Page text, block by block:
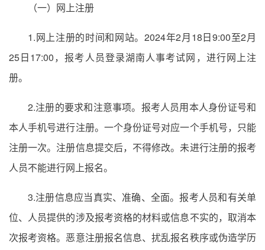
（一）网上注册
1.网上注册的时间和网站。2024年2月18日9:00至2月
25日17:00，报考人员登录湖南人事考试网，进行网上注
册。
2.注册的要求和注意事项。报考人员用本人身份证号和
本人手机号进行注册。一个身份证号对应一个手机号，只能
注册一次。注册信息提交后，不得修改。未进行注册的报考
人员不能进行网上报名。
3.注册信息应当真实、准确、全面。报考人员和有关单
位、人员提供的涉及报考资格的材料或信息不实的，取消本
次报考资格。恶意注册报名信息、扰乱报名秩序或伪造学历